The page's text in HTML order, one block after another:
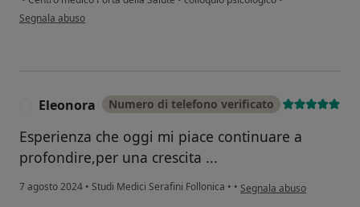
secondo l'opinione dell'utente P.G.
Segnala abuso
Eleonora Numero di telefono verificato
Esperienza che oggi mi piace continuare a
profondire,per una crescita ...
7 agosto 2024 • Studi Medici Serafini Follonica • • secondo l'opinione
Segnala abuso